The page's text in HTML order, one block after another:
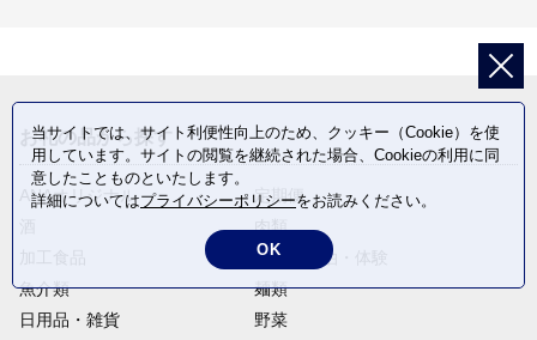
お礼の品から探す
ANAオリジナル
定期便
肉類
旅行・宿泊・体験
魚介類
麺類
日用品・雑貨
野菜
当サイトでは、サイト利便性向上のため、クッキー（Cookie）を使
用しています。サイトの閲覧を継続された場合、Cookieの利用に同
意したことものといたします。
詳細についてはプライバシーポリシーをお読みください。
OK